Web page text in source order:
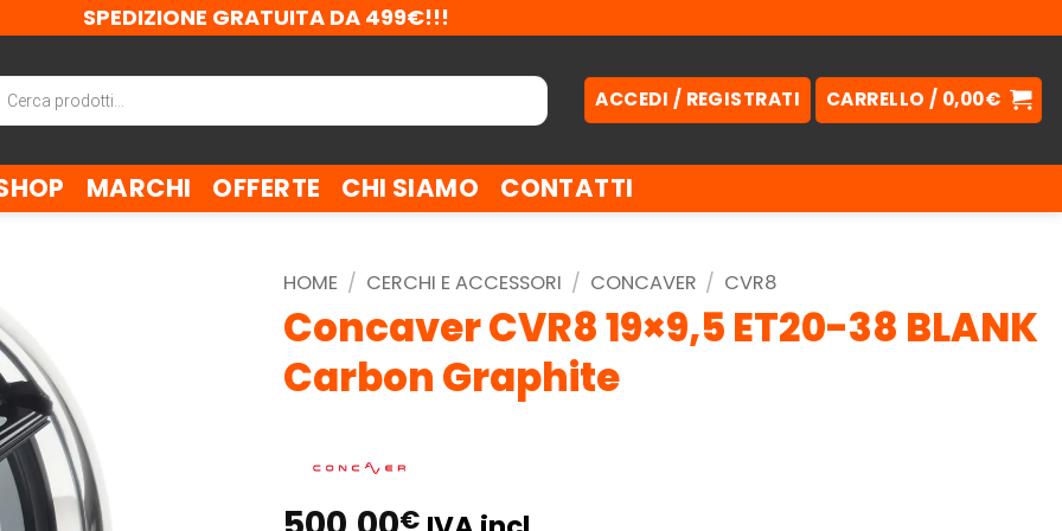
SPEDIZIONE GRATUITA DA 499€!!!
ACCEDI / REGISTRATI CARRELLO / 0,00€
MARCHI OFFERTE CHI SIAMO CONTATTI
HOME / CERCHI E ACCESSORI / CONCAVER / CVR8
Concaver CVR8 19×9,5 ET20-38 BLANK
Carbon Graphite
€